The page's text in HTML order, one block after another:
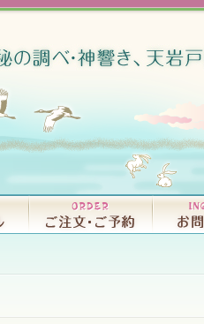
リリースCD・試聴｜
書籍｜BOOKS